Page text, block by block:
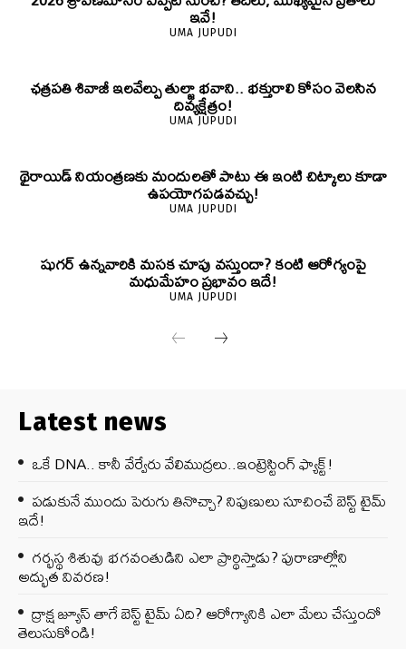
ఇవే!
UMA JUPUDI
ఛత్రపతి శివాజీ ఇలవేల్పు తుల్జా భవాని.. భక్తురాలి కోసం వెలసిన
దివ్యక్షేత్రం!
UMA JUPUDI
థైరాయిడ్ నియంత్రణకు మందులతో పాటు ఈ ఇంటి చిట్కాలు కూడా
ఉపయోగపడవచ్చు!
UMA JUPUDI
షుగర్ ఉన్నవారికి మసక చూపు వస్తుందా? కంటి ఆరోగ్యంపై
మధుమేహం ప్రభావం ఇదే!
UMA JUPUDI
Latest news
ఒకే DNA.. కానీ వేర్వేరు వేలిముద్రలు..ఇంట్రెస్టింగ్ ఫ్యాక్ట్!
పడుకునే ముందు పెరుగు తినొచ్చా? నిపుణులు సూచించే బెస్ట్ టైమ్
ఇదే!
గర్భస్థ శిశువు భగవంతుడిని ఎలా ప్రార్థిస్తాడు? పురాణాల్లోని
అద్భుత వివరణ!
ద్రాక్ష జ్యూస్ తాగే బెస్ట్ టైమ్ ఏది? ఆరోగ్యానికి ఎలా మేలు చేస్తుందో
తెలుసుకోండి!